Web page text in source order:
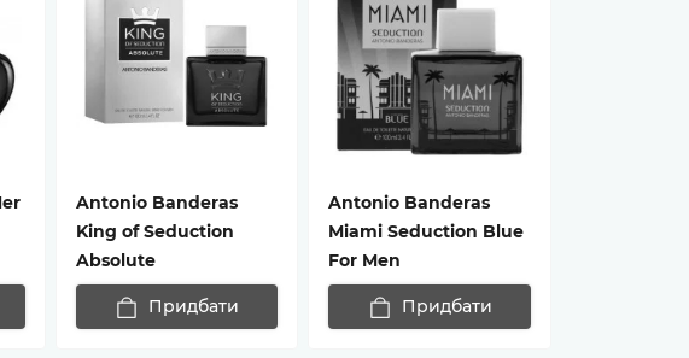
Antonio Banderas
King of Seduction
Absolute
Придбати
Antonio Banderas
Miami Seduction Blue
For Men
Придбати